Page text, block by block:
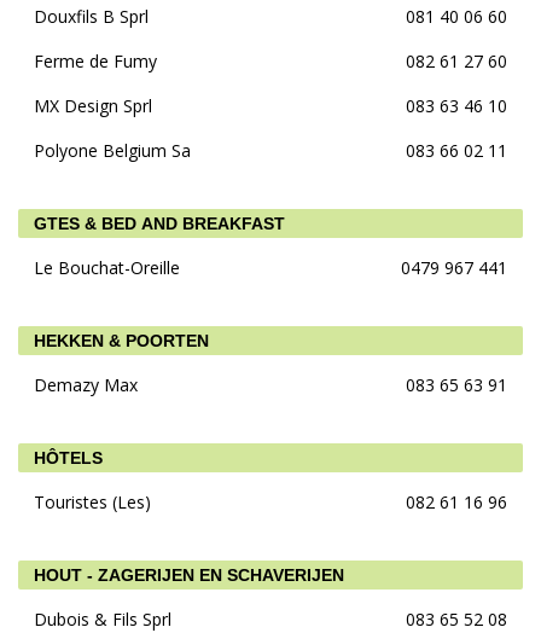
Douxfils B Sprl
081 40 06 60
Ferme de Fumy
082 61 27 60
MX Design Sprl
083 63 46 10
Polyone Belgium Sa
083 66 02 11
GTES & BED AND BREAKFAST
Le Bouchat-Oreille 0479 967 441
HEKKEN & POORTEN
Demazy Max 083 65 63 91
HÔTELS
Touristes (Les) 082 61 16 96
HOUT - ZAGERIJEN EN SCHAVERIJEN
Dubois & Fils Sprl 083 65 52 08